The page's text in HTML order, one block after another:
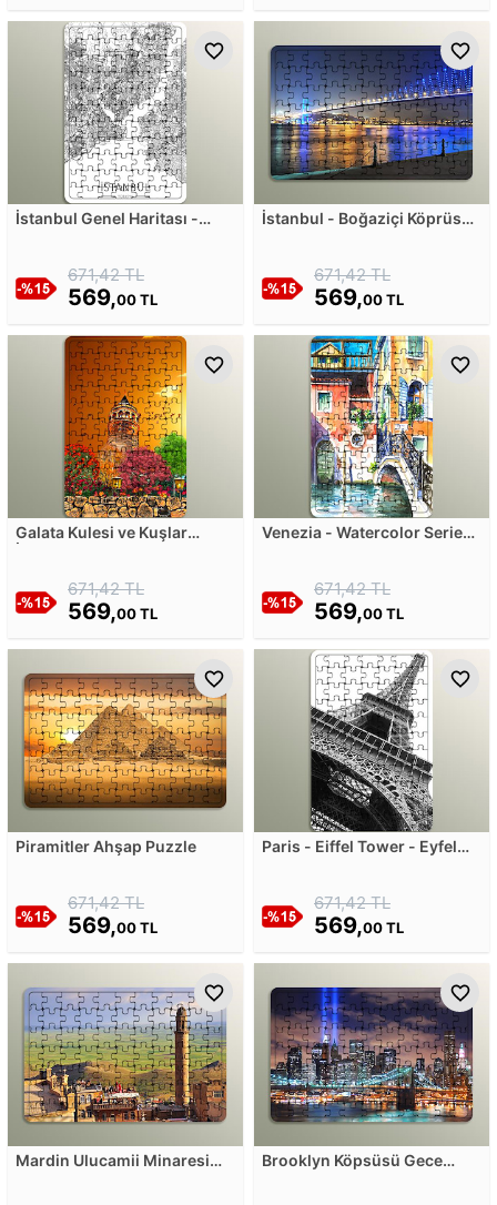
İstanbul Genel Haritası -
671,42 TL
569,00 TL
İstanbul - Boğaziçi Köprüsü
671,42 TL
569,00 TL
Galata Kulesi ve Kuşlar
671,42 TL
569,00 TL
Venezia - Watercolor Series
671,42 TL
569,00 TL
Piramitler Ahşap Puzzle
671,42 TL
569,00 TL
Paris - Eiffel Tower - Eyfel
671,42 TL
569,00 TL
Mardin Ulucamii Minaresi
Brooklyn Köpsüsü Gece